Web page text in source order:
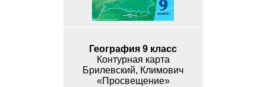
География 9 класс
Контурная карта
Брилевский, Климович
«Просвещение»